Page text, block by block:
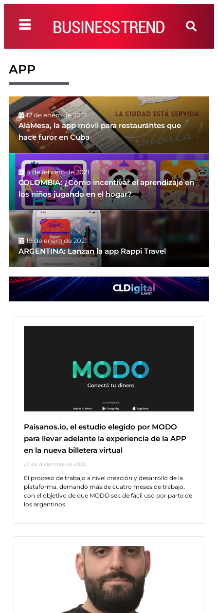
APP
12 de enero de 2017
AlaMesa, la app móvil para restaurantes que
hace furor en Cuba
4 de febrero de 2021
COLOMBIA: ¿Cómo incentivar el aprendizaje en
los niños jugando en el hogar?
19 de enero de 2021
ARGENTINA: Lanzan la app Rappi Travel
Paisanos.io, el estudio elegido por MODO
para llevar adelante la experiencia de la APP
en la nueva billetera virtual
23 de diciembre de 2020
El proceso de trabajo a nivel creación y desarrollo de la
plataforma, demandó más de cuatro meses de trabajo,
con el objetivo de que MODO sea de fácil uso por parte de
los argentinos.